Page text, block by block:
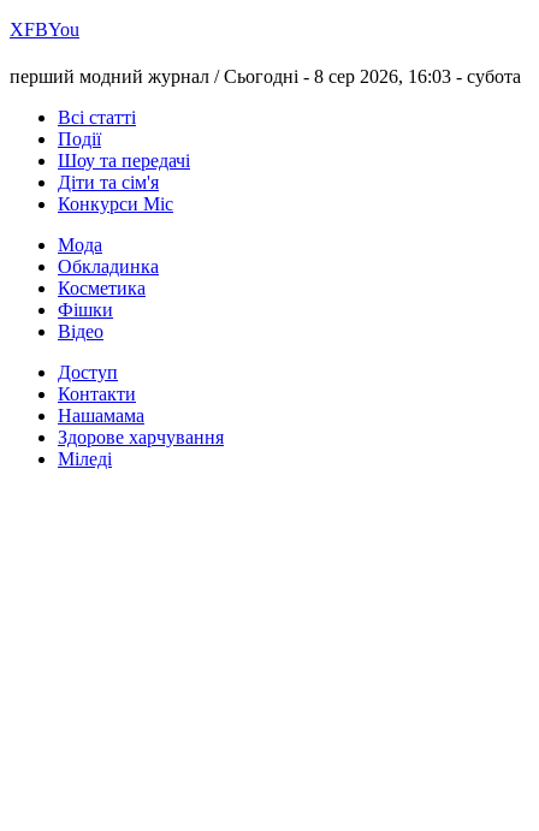
ХFBYou
перший модний журнал /Сьогодні - 8 сер 2026, 16:03 - субота
Всі статті
Події
Шоу та передачі
Діти та сім'я
Конкурси Міс
Мода
Обкладинка
Косметика
Фішки
Відео
Доступ
Контакти
Нашамама
Здорове харчування
Міледі